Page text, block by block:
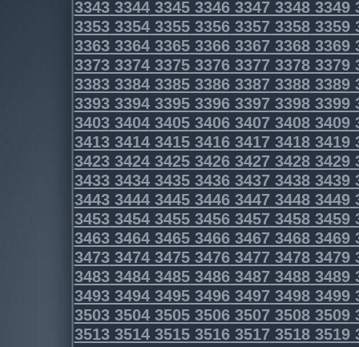
3343334433453346334733483349
3353335433553356335733583359
3363336433653366336733683369
3373337433753376337733783379
3383338433853386338733883389
3393339433953396339733983399
3403340434053406340734083409
3413341434153416341734183419
3423342434253426342734283429
3433343434353436343734383439
3443344434453446344734483449
3453345434553456345734583459
3463346434653466346734683469
3473347434753476347734783479
3483348434853486348734883489
3493349434953496349734983499
3503350435053506350735083509
3513351435153516351735183519